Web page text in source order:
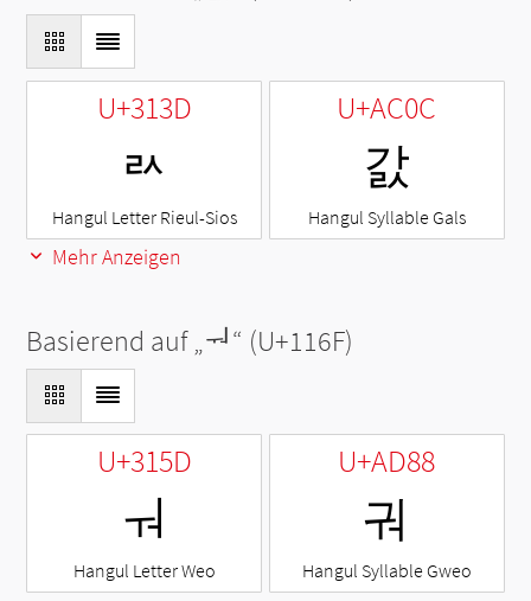
U+313D
ㄽ
Hangul Letter Rieul-Sios
U+AC0C
갌
Hangul Syllable Gals
Mehr Anzeigen
Basierend auf „ᅯ“ (U+116F)
U+315D
ㅝ
Hangul Letter Weo
U+AD88
궈
Hangul Syllable Gweo